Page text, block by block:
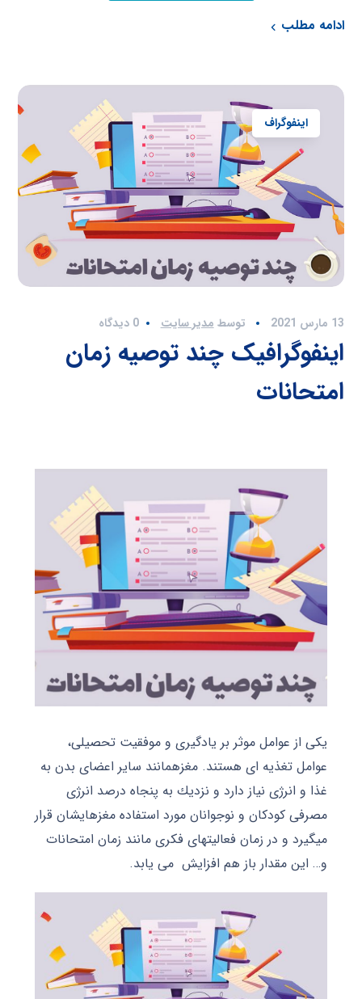
ادامه مطلب
اینفوگراف
13 مارس 2021 توسطمدیر سایت 0 دیدگاه
اینفوگرافیک چند توصیه زمان
امتحانات
یكى از عوامل موثر بر یادگیرى و موفقیت تحصیلى،
عوامل تغذیه ای هستند. مغزهمانند سایر اعضاى بدن به
غذا و انرژى نیاز دارد و نزدیك به پنجاه درصد انرژی
مصرفى كودكان و نوجوانان مورد استفاده مغزهایشان قرار
میگیرد و در زمان فعالیتهاى فكرى مانند زمان امتحانات
و… این مقدار باز هم افزایش می یابد.